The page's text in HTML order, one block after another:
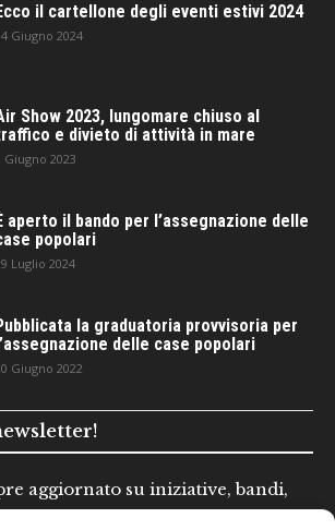
il cartellone degli eventi estivi 2024
Giugno 2024
Show 2023, lungomare chiuso al
e divieto di attività in mare
Giugno 2023
aperto il bando per l’assegnazione delle
popolari
Luglio 2024
la graduatoria provvisoria per
delle case popolari
Giugno 2022
aggiornato su iniziative, bandi,